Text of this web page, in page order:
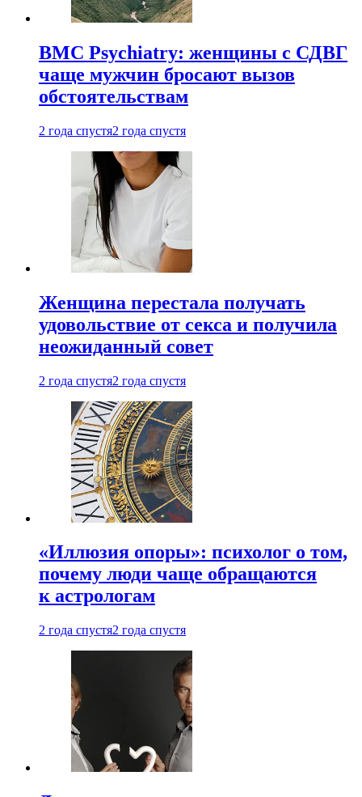
BMC Psychiatry: женщины с СДВГ
чаще мужчин бросают вызов
обстоятельствам
2 года спустя2 года спустя
Женщина перестала получать
удовольствие от секса и получила
неожиданный совет
2 года спустя2 года спустя
«Иллюзия опоры»: психолог о том,
почему люди чаще обращаются
к астрологам
2 года спустя2 года спустя